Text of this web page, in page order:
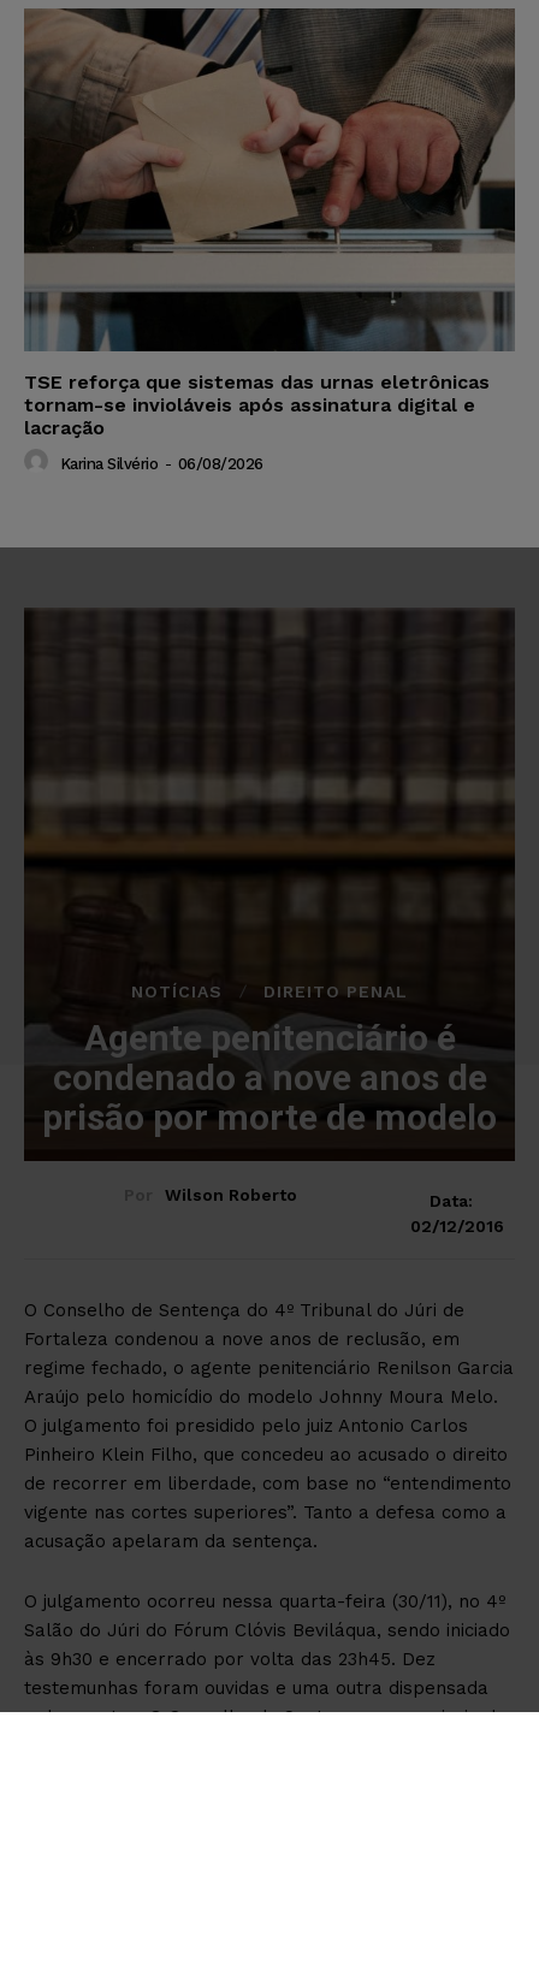
TSE reforça que sistemas das urnas eletrônicas
tornam-se invioláveis após assinatura digital e
lacração
Karina Silvério - 06/08/2026